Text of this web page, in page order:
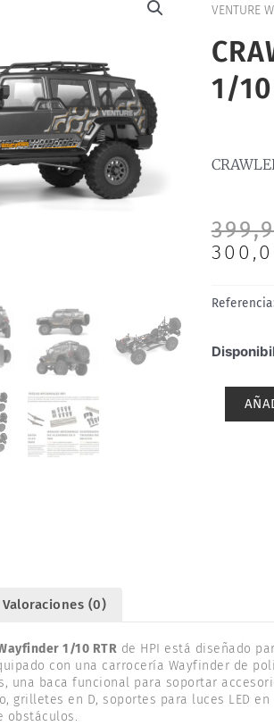
VENTURE
1/10
El
era:
El
es:
CRAWLER
Valoraciones (0)
1/10 RTR de HPI está diseñado
con una carrocería Wayfinder de
una baca funcional para soportar
grilletes en D, soportes para luces LED
obstáculos.